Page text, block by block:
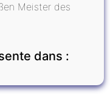
Meister des
dans :